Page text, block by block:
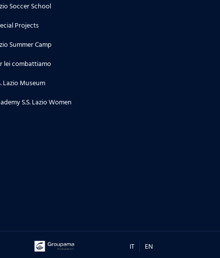
Soccer School
Projects
Summer Camp
lei combattiamo
Lazio Museum
S.S. Lazio Women
IT EN